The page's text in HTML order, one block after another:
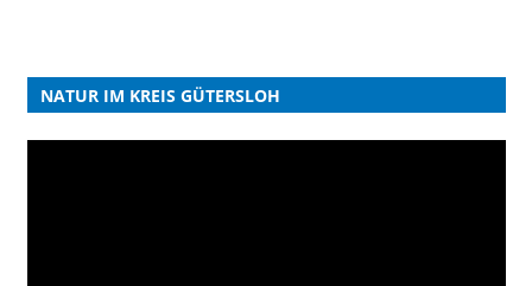
NATUR IM KREIS GÜTERSLOH